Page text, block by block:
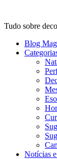
Tudo sobre
Blog
Notícias